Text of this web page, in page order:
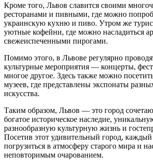
Кроме того, Львов славится своими
ресторанами и пивными, где можно
украинскую кухню и пиво. Утром же
уютные кофейни, где можно насладиться
свежеиспеченными пирогами.
Помимо этого, в Львове регулярно
культурные мероприятия — концерты,
многое другое. Здесь также можно
музеев, где представлены экспонаты
искусства.
Таким образом, Львов — это город
богатое историческое наследие,
разнообразную культурную жизнь и
Посетив этот удивительный город,
погрузиться в атмосферу старого мира и
неповторимым очарованием.